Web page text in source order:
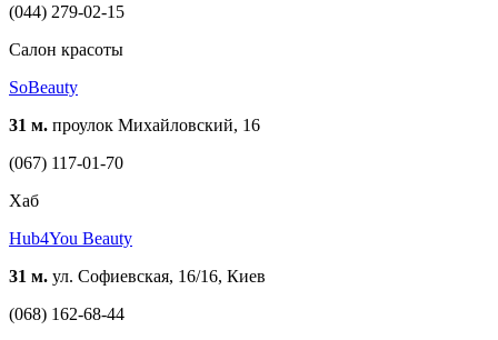
(044) 279-02-15
Салон красоты
SoBeauty
31 м. проулок Михайловский, 16
(067) 117-01-70
Хаб
Hub4You Beauty
31 м. ул. Софиевская, 16/16, Киев
(068) 162-68-44